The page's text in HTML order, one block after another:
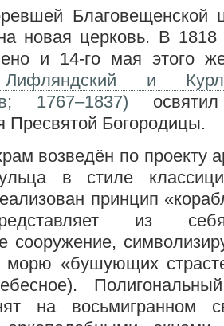
Благовещенской
новая церковь. В 1818
и 14-го мая этого
Лифляндский и
1767–1837)
Пресвятой Богородицы.
возведён по проекту
в стиле
принцип
из
сооружение,
«бушующих
на восьмигранном